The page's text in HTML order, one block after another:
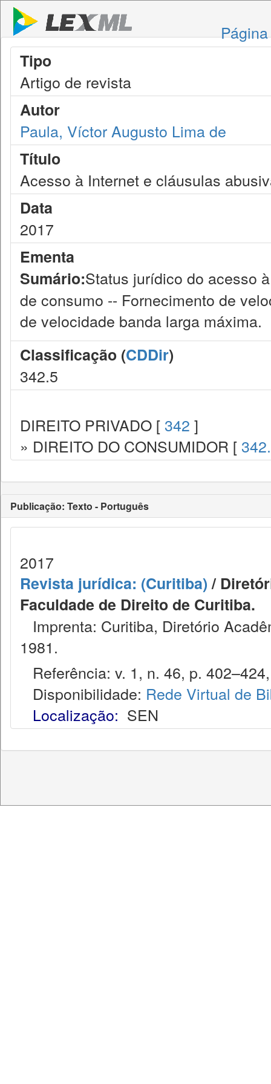
Tipo
Artigo de revista
Autor
Paula, Víctor Augusto Lima de
Título
Acesso à Internet e cláusulas
Data
2017
Ementa
Sumário:Status jurídico do acesso
de consumo -- Fornecimento de
de velocidade banda larga máxima.
Classificação (CDDir)
342.5
DIREITO PRIVADO [ 342 ]
» DIREITO DO CONSUMIDOR [
Publicação: Texto - Português
2017
Revista jurídica: (Curitiba)/
Faculdade de Direito de Curitiba.
Imprenta: Curitiba, Diretório
1981.
Referência: v. 1, n. 46, p.
Disponibilidade: Rede Virtual de
Localização: SEN